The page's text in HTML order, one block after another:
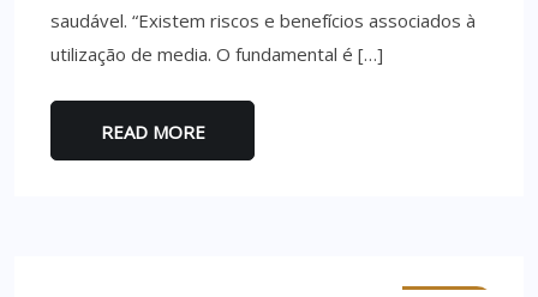
saudável. “Existem riscos e benefícios associados à
utilização de media. O fundamental é […]
READ MORE